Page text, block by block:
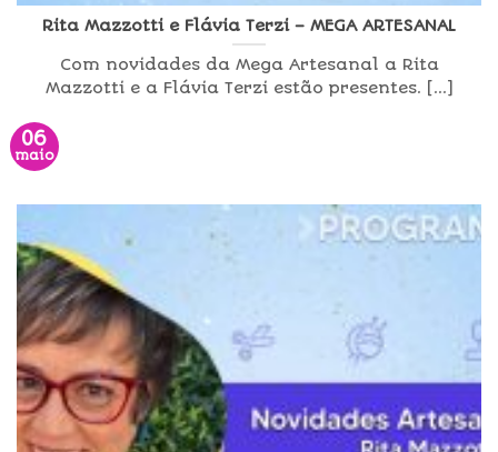
Rita Mazzotti e Flávia Terzi – MEGA ARTESANAL
Com novidades da Mega Artesanal a Rita
Mazzotti e a Flávia Terzi estão presentes. [...]
06
maio